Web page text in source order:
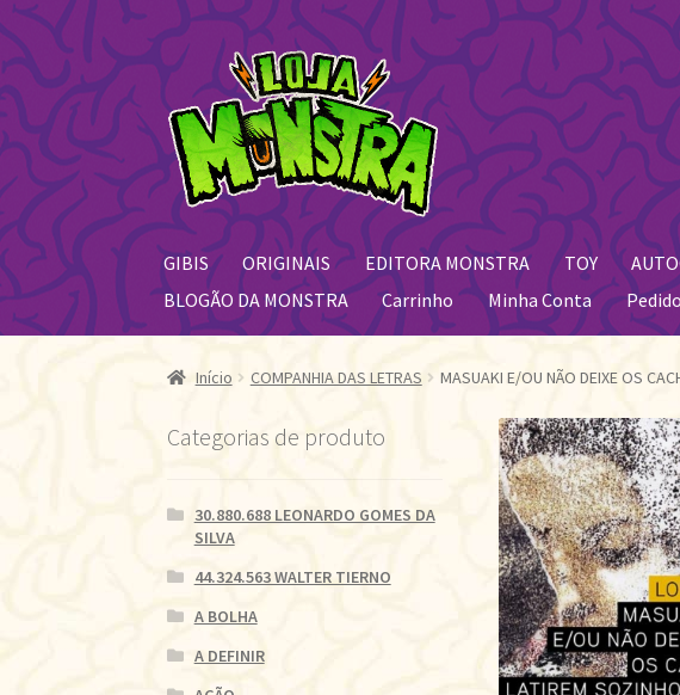
Pular
para
navegação
Pular
para
o
conteúdo
GIBIS ORIGINAIS EDITORA MONSTRA TOY
BLOGÃO DA MONSTRA
Carrinho Minha Conta
Início COMPANHIA DAS LETRAS MASUAKI E/OU NÃO DEIXE OS
Categorias de produto
30.880.688 LEONARDO GOMES DA
SILVA
44.324.563 WALTER TIERNO
A BOLHA
A DEFINIR